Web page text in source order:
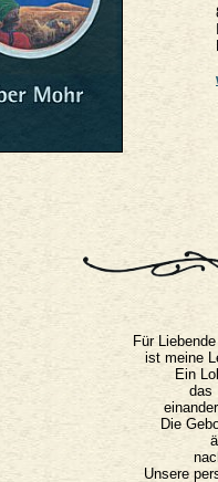
Für
ist meine
Ein
das
Die
Unsere